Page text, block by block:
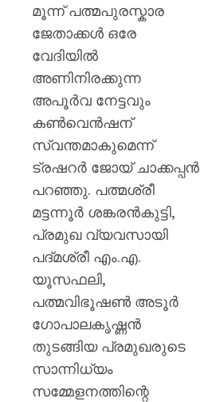
മൂന്ന് പത്മപുരസ്കാര
ജേതാക്കൾ ഒരേ
വേദിയിൽ
അണിനിരക്കുന്ന
അപൂർവ നേട്ടവും
കൺവെൻഷന്
സ്വന്തമാകുമെന്ന്
ട്രഷറർ ജോയ് ചാക്കപ്പൻ
പറഞ്ഞു. പത്മശ്രീ
മട്ടന്നൂർ ശങ്കരൻകുട്ടി,
പ്രമുഖ വ്യവസായി
പദ്മശ്രീ എം.എ.
യൂസഫലി,
പത്മവിഭൂഷൺ അടൂർ
ഗോപാലകൃഷ്ണൻ
തുടങ്ങിയ പ്രമുഖരുടെ
സാന്നിധ്യം
സമ്മേളനത്തിന്റെ